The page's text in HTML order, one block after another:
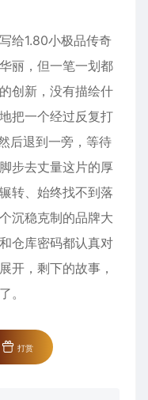
给1.80小极品传奇
丽，但一笔一划都
创新，没有描绘什
把一个经过反复打
后退到一旁，等待
步去丈量这片的厚
转、始终找不到落
沉稳克制的品牌大
仓库密码都认真对
开，剩下的故事，
。
打赏